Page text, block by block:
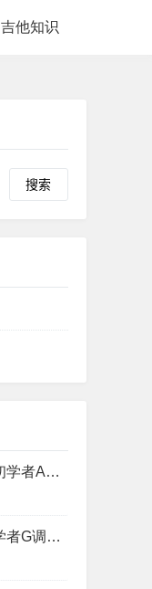
吉他知识
有一种悲伤吉他谱,初学者A调精选版,7T吉他教室编配,A-Lin版
我的名字吉他谱,初学者G调原版,西二吉他版本,焦迈奇版